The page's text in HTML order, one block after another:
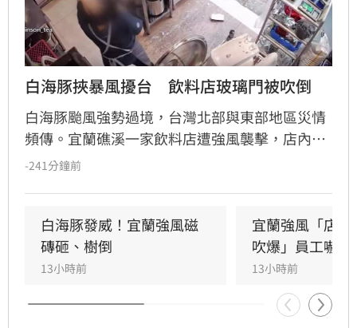
白海豚挾暴風擾台　飲料店玻璃門被吹倒
白海豚颱風強勢過境，台灣北部與東部地區災情
頻傳。宜蘭礁溪一家飲料店遭強風襲擊，店內玻
璃門瞬間碎裂，店員飽受驚嚇，目前只能先以木
浪花吞沒跌倒，驚險畫面曝光引發網友撻伐。海
巡署對此嚴正呼籲，颱風期間切勿闖入警戒區，
違者最高可處25萬元罰鍰。
-241分鐘前
白海豚發威！宜蘭強風磁
磚砸、樹倒
13小時前
宜蘭強風「店
吹爆」員工嚇抱
13小時前